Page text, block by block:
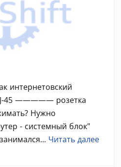
интернетовский
45 ————— розетка
Нужно
- системный блок"
Читать далее